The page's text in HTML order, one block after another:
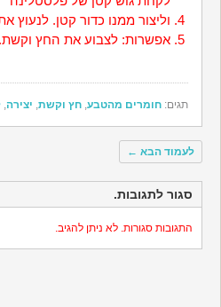
וליצור ממנו כדור קטן.
אפשרות: לצבוע את החץ וקשת.
תגים: חומרים מהטבע, חץ וקשת, יצירה,
לעמוד הבא ←
סגור לתגובות.
התגובות סגורות. לא ניתן להגיב.